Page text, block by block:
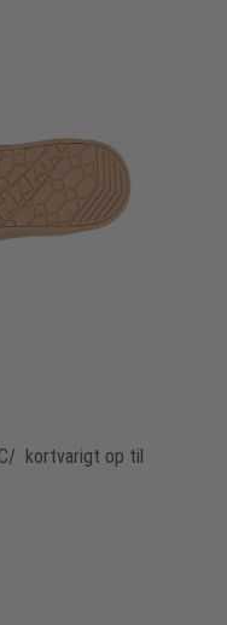
kortvarigt op til